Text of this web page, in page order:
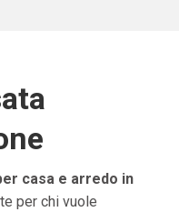
casa e arredo in
per chi vuole